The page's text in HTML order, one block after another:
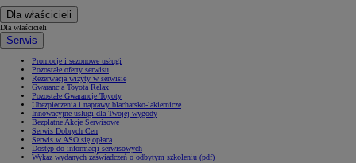
Dla właścicieli
Dla właścicieli
Serwis
Promocje i sezonowe usługi
Pozostałe oferty serwisu
Rezerwacja wizyty w serwisie
Gwarancja Toyota Relax
Pozostałe Gwarancje Toyoty
Ubezpieczenia i naprawy blacharsko-lakiernicze
Innowacyjne usługi dla Twojej wygody
Bezpłatne Akcje Serwisowe
Serwis Dobrych Cen
Serwis w ASO się opłaca
Dostęp do informacji serwisowych
Wykaz wydanych zaświadczeń o odbytym szkoleniu (pdf)